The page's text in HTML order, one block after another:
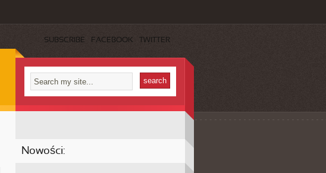
SUBSCRIBE FACEBOOK TWITTER
Nowości: